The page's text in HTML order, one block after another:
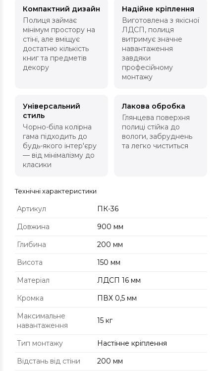
Компактний дизайн
Полиця займає
мінімум простору на
стіні, але вміщує
достатню кількість
книг та предметів
декору
Надійне кріплення
Виготовлена з якісної
ЛДСП, полиця
витримує значне
навантаження
завдяки
професійному
монтажу
Універсальний
стиль
Чорно-біла колірна
гама підходить до
будь-якого інтер'єру
— від мінімалізму до
класики
Лакова обробка
Глянцева поверхня
полиці стійка до
вологи, забруднень
та легко чиститься
Технічні характеристики
Артикул
ПК-36
Довжина
900 мм
Глибина
200 мм
Висота
150 мм
Матеріал
ЛДСП 16 мм
Кромка
ПВХ 0,5 мм
Максимальне
навантаження
15 кг
Тип монтажу
Настінне кріплення
Відстань від стіни
200 мм